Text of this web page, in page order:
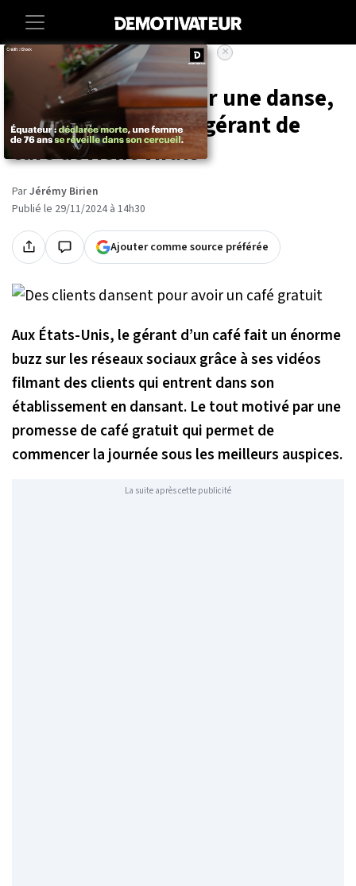
Societe Insolite
Un café gratuit pour une danse,
l'idée géniale d'un gérant de
café devient virale
ParJérémy Birien
Publié le 29/11/2024 à 14h30
Ajouter comme source préférée
Aux États-Unis, le gérant d’un café fait un énorme
buzz sur les réseaux sociaux grâce à ses vidéos
filmant des clients qui entrent dans son
établissement en dansant. Le tout motivé par une
promesse de café gratuit qui permet de
commencer la journée sous les meilleurs auspices.
La suite après cette publicité
×